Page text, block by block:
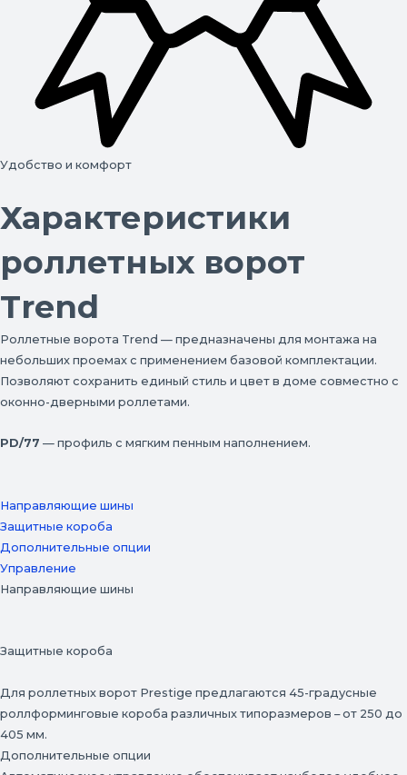
Удобство и комфорт
Характеристики
роллетных ворот
Trend
Роллетные ворота Trend — предназначены для монтажа на
небольших проемах с применением базовой комплектации.
Позволяют сохранить единый стиль и цвет в доме совместно с
оконно-дверными роллетами.
PD/77 — профиль с мягким пенным наполнением.
Направляющие шины
Защитные короба
Дополнительные опции
Управление
Направляющие шины
Защитные короба
Для роллетных ворот Prestige предлагаются 45-градусные
роллформинговые короба различных типоразмеров – от 250 до
405 мм.
Дополнительные опции